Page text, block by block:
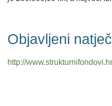
Objavljeni
http://